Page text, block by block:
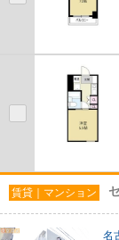
賃貸｜マンション
名